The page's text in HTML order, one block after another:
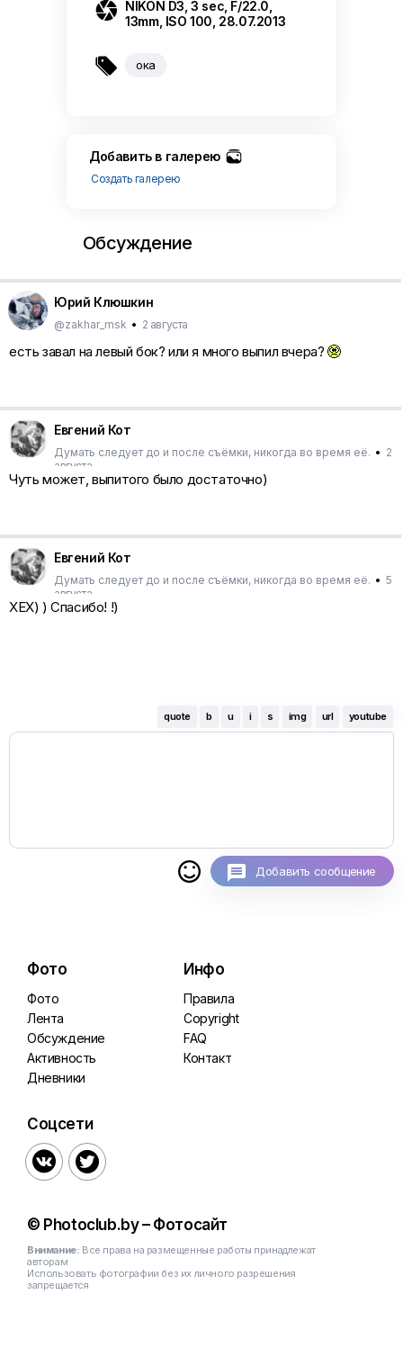
 NIKON D3, 3 sec, F/22.0,
13mm, ISO 100, 28.07.2013
 ока
Добавить в галерею
Создать галерею
Обсуждение
Юрий Клюшкин
@zakhar_msk • 2 августа
есть завал на левый бок? или я много выпил вчера?
Евгений Кот
Думать следует до и после съёмки, никогда во время её. • 2
августа
Чуть может, выпитого было достаточно)
Евгений Кот
Думать следует до и после съёмки, никогда во время её. • 5
августа
ХЕХ) ) Спасибо! !)
quote b u i s img url youtube
 Добавить сообщение
Фото
Фото
Лента
Обсуждение
Активность
Дневники
Инфо
Правила
Copyright
FAQ
Контакт
Соцсети
 
© Photoclub.by – Фотосайт
Внимание: Все права на размещенные работы принадлежат
авторам
Использовать фотографии без их личного разрешения
запрещается